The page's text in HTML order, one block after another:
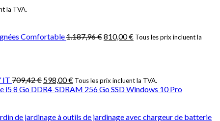
la TVA.
Comfortable1.187,96€810,00€ Tous les prix incluent la
IT 709,42€ 598,00€ Tous les prix incluent la TVA.
8 Go DDR4-SDRAM 256 Go SSD Windows 10 Pro
de jardinage à outils de jardinage avec chargeur de batterie